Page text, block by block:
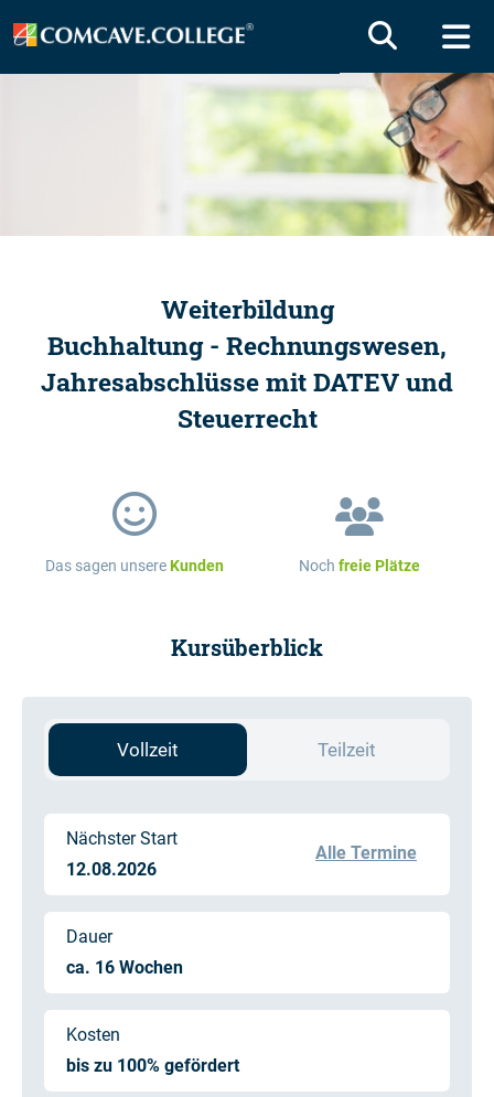
Weiterbildung
Buchhaltung - Rechnungswesen,
Jahresabschlüsse mit DATEV und
Steuerrecht
Das sagen unsereKunden Noch freie Plätze
Kursüberblick
Vollzeit Teilzeit
Nächster Start
12.08.2026
Alle Termine
Dauer
ca. 16 Wochen
Kosten
bis zu 100% gefördert